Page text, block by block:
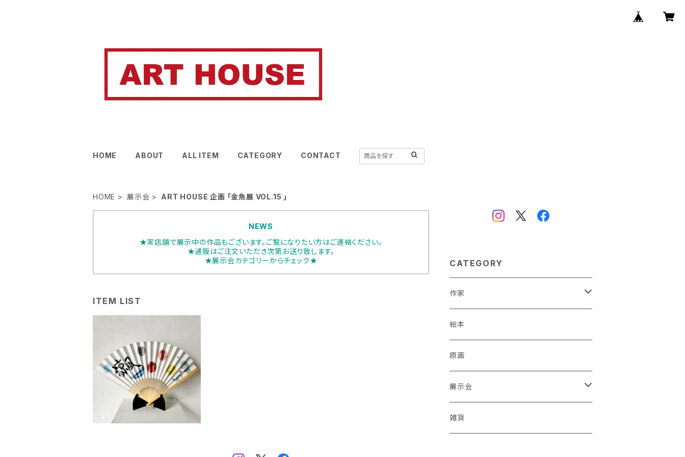
HOME ABOUT ALL ITEM CATEGORY CONTACT
HOME 展示会 ART HOUSE 企画 「金魚展 VOL.15 ｣
NEWS
★実店舗で展示中の作品もございます。ご覧になりたい方はご連絡ください。
★通販はご注文いただき次第お送り致します。
★展示会カテゴリーからチェック★
ITEM LIST
筆文字＊花 扇子「金魚
涼風・夕涼み‣夏祭・夏空」
¥6,600
CATEGORY
作家
蒼川わか
あきやまりか
ashika
足立真人
絵本
原画
展示会
Mori / Kosamu.An 「トトニョロ 初展」
雑貨